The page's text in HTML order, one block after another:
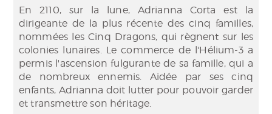
En 2110, sur la lune, Adrianna Corta est la
dirigeante de la plus récente des cinq familles,
nommées les Cinq Dragons, qui règnent sur les
colonies lunaires. Le commerce de l'Hélium-3 a
permis l'ascension fulgurante de sa famille, qui a
de nombreux ennemis. Aidée par ses cinq
enfants, Adrianna doit lutter pour pouvoir garder
et transmettre son héritage.